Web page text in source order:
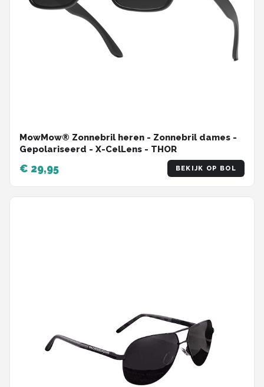
MowMow® Zonnebril heren - Zonnebril dames -
Gepolariseerd - X-CelLens - THOR
€ 29,95 BEKIJK OP BOL